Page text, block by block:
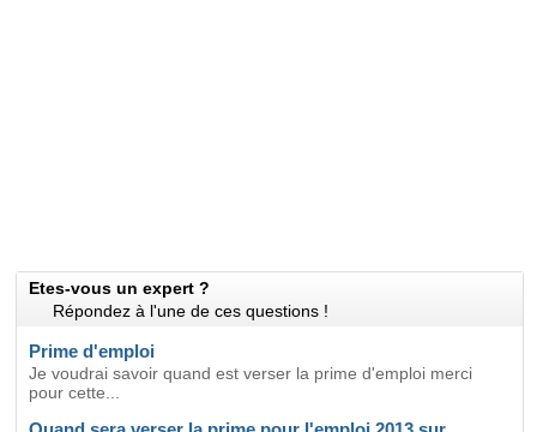
Etes-vous un expert ?
Répondez à l'une de ces questions !
Prime d'emploi
Je voudrai savoir quand est verser la prime d'emploi merci
pour cette...